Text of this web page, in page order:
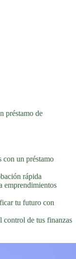
préstamo de
con un préstamo
rápida
emprendimientos
tu futuro con
control de tus finanzas